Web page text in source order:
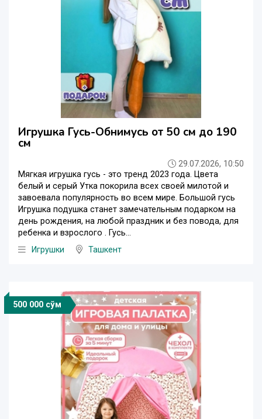
Игрушка Гусь-Обнимусь от 50 см до 190
см
29.07.2026, 10:50
Мягкая игрушка гусь - это тренд 2023 года. Цвета
белый и серый Утка покорила всех своей милотой и
завоевала популярность во всем мире. Большой гусь
Игрушка подушка станет замечательным подарком на
день рождения, на любой праздник и без повода, для
ребенка и взрослого . Гусь...
Игрушки
Ташкент
500 000 сўм